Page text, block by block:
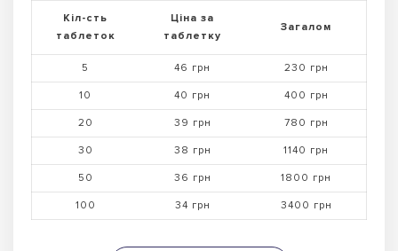
Кіл-сть
таблеток
Ціна за
таблетку
Загалом
5 46 грн 230 грн
10 40 грн 400 грн
20 39 грн 780 грн
30 38 грн 1140 грн
50 36 грн 1800 грн
100 34 грн 3400 грн